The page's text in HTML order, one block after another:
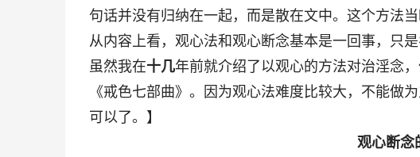
句话并没有归纳在一起，而是散在文中。这个方法当
从内容上看，观心法和观心断念基本是一回事，只是
虽然我在十几年前就介绍了以观心的方法对治淫念
《戒色七部曲》。因为观心法难度比较大，不能做
可以了。】
观心断念